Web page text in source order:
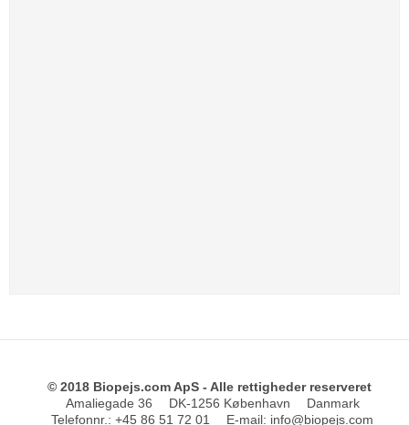
© 2018 Biopejs.com ApS - Alle rettigheder reserveret
Amaliegade 36
DK-1256 København
Danmark
Telefonnr. : +45 86 51 72 01 E-mail: info@biopejs.com